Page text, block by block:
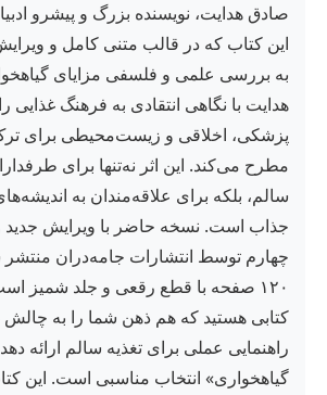
صادق هدایت، نویسنده بزرگ و پیشرو
این کتاب که در قالب متنی کامل و
به بررسی علمی و فلسفی مزایای
هدایت با نگاهی انتقادی به فرهنگ غذایی
پزشکی، اخلاقی و زیست‌محیطی برای
مطرح می‌کند. این اثر نه‌تنها برای
سالم، بلکه برای علاقه‌مندان به
جذاب است. نسخه حاضر با ویرایش
چهارم توسط انتشارات جامه‌دران
۱۲۰ صفحه با قطع رقعی و جلد شمیز
کتابی هستید که هم ذهن شما را به
راهنمایی عملی برای تغذیه سالم ارائه
گیاهخواری» انتخاب مناسبی است. این